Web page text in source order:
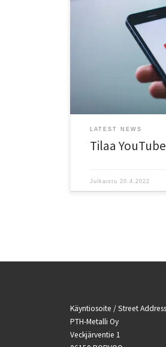
Tilaa YouTube
LATEST NEWS
Tilaa
Julkaistu20.4.2022
Käyntiosoite / Street
PTH-Metalli Oy
Veckjärventie 1